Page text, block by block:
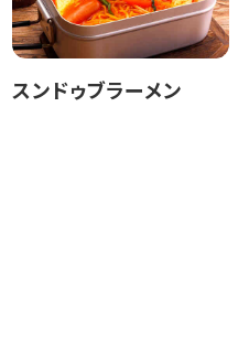
スンドゥブラーメン